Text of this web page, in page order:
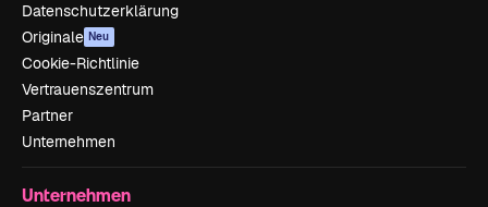
Datenschutzerklärung
Originale Neu
Cookie-Richtlinie
Vertrauenszentrum
Partner
Unternehmen
Unternehmen